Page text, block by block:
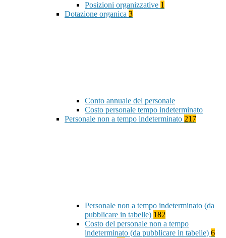
Posizioni organizzative 1
Dotazione organica 3
Conto annuale del personale
Costo personale tempo indeterminato
Personale non a tempo indeterminato 217
Personale non a tempo indeterminato (da
pubblicare in tabelle) 182
Costo del personale non a tempo
indeterminato (da pubblicare in tabelle) 6